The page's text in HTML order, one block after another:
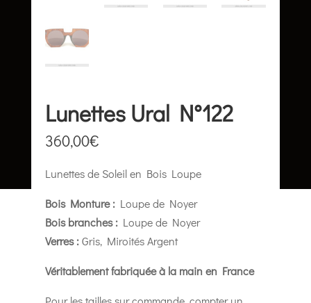
Lunettes Ural N°122
360,00€
Lunettes de Soleil en Bois Loupe
Bois Monture :Loupe de Noyer
Bois branches :Loupe de Noyer
Verres :Gris, Miroités Argent
Véritablement fabriquée à la main en France